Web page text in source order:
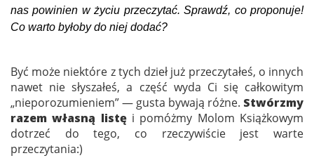
praca
nas powinien w życiu przeczytać. Sprawdź, co proponuje!
Co warto byłoby do niej dodać?
Być może niektóre z tych dzieł już przeczytałeś, o innych
nawet nie słyszałeś, a część wyda Ci się całkowitym
„nieporozumieniem” — gusta bywają różne. Stwórzmy
razem własną listęi pomóżmy Molom Książkowym
dotrzeć do tego, co rzeczywiście jest warte
przeczytania:)